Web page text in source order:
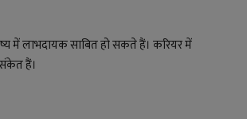
में लाभदायक साबित हो सकते हैं। करियर में
हैं।